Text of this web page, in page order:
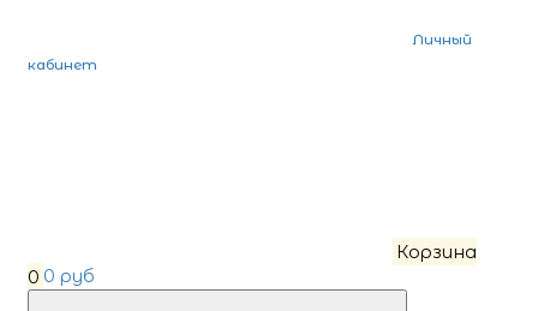
Личный
кабинет
Корзина
0 0 руб